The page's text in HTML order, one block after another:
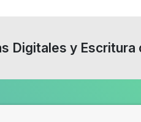
Digitales y